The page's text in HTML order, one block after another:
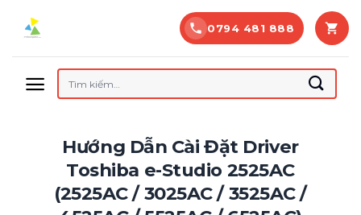
0794 481 888
Tìm
kiếm:
Hướng Dẫn Cài Đặt Driver
Toshiba e-Studio 2525AC
(2525AC / 3025AC / 3525AC /